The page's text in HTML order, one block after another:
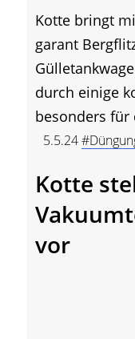
Kotte bringt
garant
durch einige
besonders für
5.5.24
Kotte
vor